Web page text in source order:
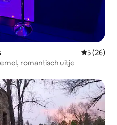
5 (26)
romantisch uitje